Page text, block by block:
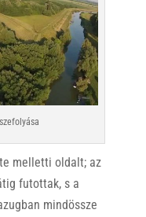
melletti oldalt; az
futottak, s a
mindössze